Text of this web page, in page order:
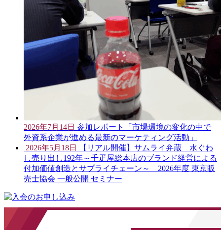
2026年7月14日 参加レポート「市場環境の変化の中で
外資系企業が進める最新のマーケティング活動」
2026年5月18日
【リアル開催】サムライ弁蔵 水ぐわ
し売り出し192年～千疋屋総本店のブランド経営による
付加価値創造とサプライチェーン～ 2026年度 東京販
売士協会 一般公開 セミナー